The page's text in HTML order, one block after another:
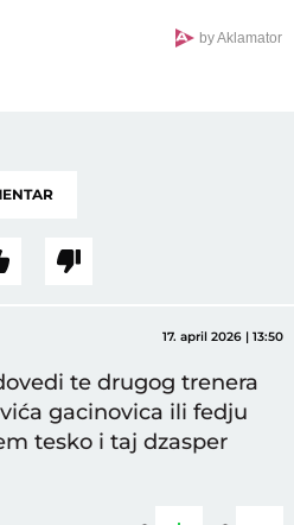
by Aklamator
17. april 2026 | 13:50
te drugog trenera
gacinovica ili fedju
tesko i taj dzasper